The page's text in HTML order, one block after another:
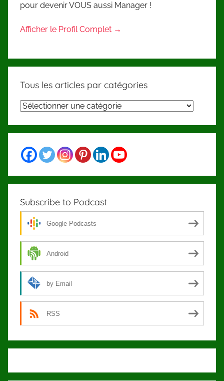
pour devenir VOUS aussi Manager !
Afficher le Profil Complet →
Tous les articles par catégories
Tous
articles
par
catégories
Subscribe to Podcast
Google Podcasts
Android
by Email
RSS